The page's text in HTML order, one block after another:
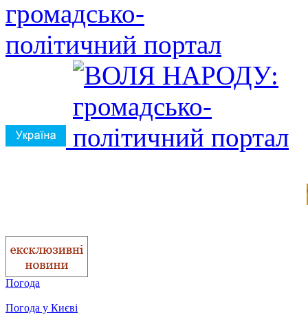
Погода
Погода у Києві